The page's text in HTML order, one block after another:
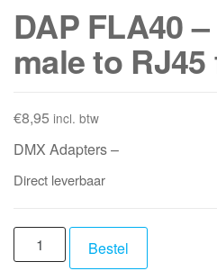
DAP FLA40
male to
€8,95 incl. btw
DMX Adapters –
Direct leverbaar
DAP
FLA40
Bestel